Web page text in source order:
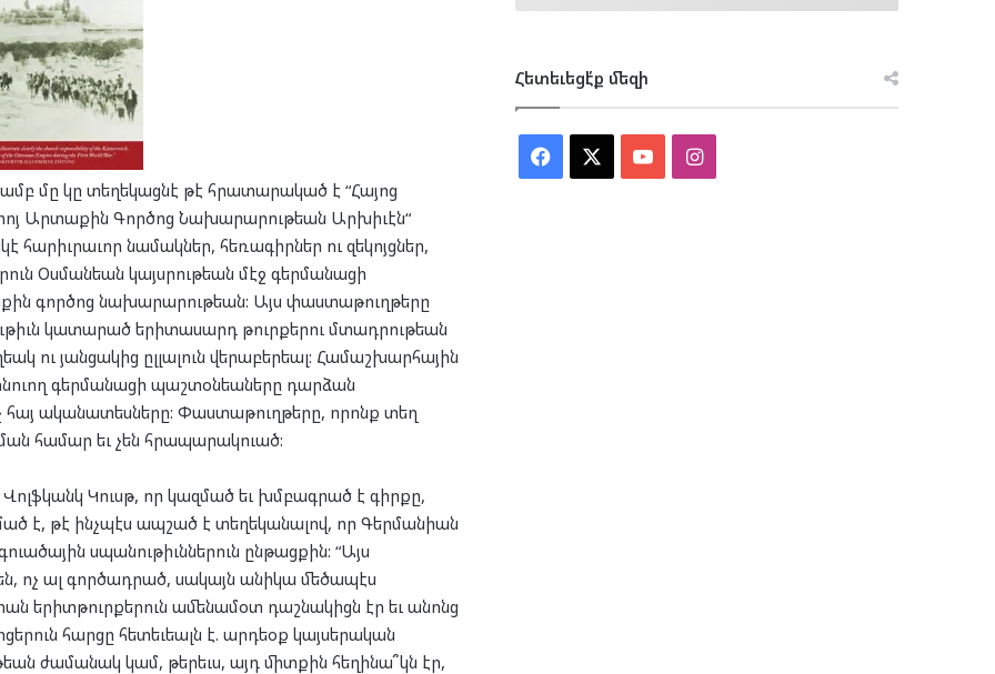
մը կը տեղեկացնէ թէ հրատարակած է “Հայոց
Արտաքին Գործոց Նախարարութեան Արխիւէն“
նամակներ, հեռագիրներ ու զեկոյցներ,
Օսմանեան կայսրութեան մէջ գերմանացի
գործոց նախարարութեան: Այս փաստաթուղթերը
կատարած երիտասարդ թուրքերու մտադրութեան
ու յանցակից ըլլալուն վերաբերեալ: Համաշխարհային
գերմանացի պաշտօնեաները դարձան
հայ ականատեսները: Փաստաթուղթերը, որոնք տեղ
համար եւ չեն հրապարակուած:
Կուսթ, որ կազմած եւ խմբագրած է գիրքը,
է, թէ ինչպէս ապշած է տեղեկանալով, որ Գերմանիան
սպանութիւններուն ընթացքին: “Այս
ոչ ալ գործադրած, սակայն անիկա մեծապէս
երիտթուրքերուն ամենամօտ դաշնակիցն էր եւ անոնց
հարցը հետեւեալն է. արդեօք կայսերական
ժամանակ կամ, թերեւս, այդ միտքին հեղինա՞կն էր,
Հետեւեցէ՛ք մեզի
Facebook YouTubeInstagram